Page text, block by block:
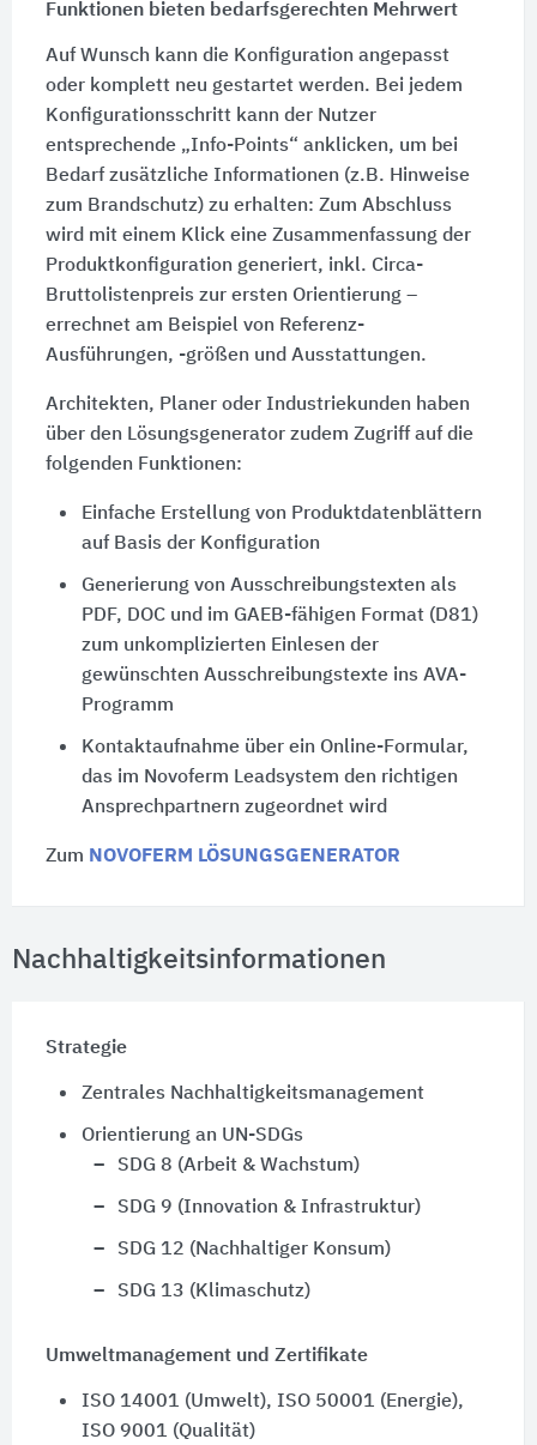
Funktionen bieten bedarfsgerechten Mehrwert
Auf Wunsch kann die Konfiguration angepasst
oder komplett neu gestartet werden. Bei jedem
Konfigurationsschritt kann der Nutzer
entsprechende „Info-Points“ anklicken, um bei
Bedarf zusätzliche Informationen (z.B. Hinweise
zum Brandschutz) zu erhalten: Zum Abschluss
wird mit einem Klick eine Zusammenfassung der
Produktkonfiguration generiert, inkl. Circa-
Bruttolistenpreis zur ersten Orientierung –
errechnet am Beispiel von Referenz-
Ausführungen, -größen und Ausstattungen.
Architekten, Planer oder Industriekunden haben
über den Lösungsgenerator zudem Zugriff auf die
folgenden Funktionen:
Einfache Erstellung von Produktdatenblättern
auf Basis der Konfiguration
Generierung von Ausschreibungstexten als
PDF, DOC und im GAEB-fähigen Format (D81)
zum unkomplizierten Einlesen der
gewünschten Ausschreibungstexte ins AVA-
Programm
Kontaktaufnahme über ein Online-Formular,
das im Novoferm Leadsystem den richtigen
Ansprechpartnern zugeordnet wird
Zum NOVOFERM LÖSUNGSGENERATOR
Nachhaltigkeitsinformationen
Strategie
Zentrales Nachhaltigkeitsmanagement
Orientierung an UN-SDGs
SDG 8 (Arbeit & Wachstum)
SDG 9 (Innovation & Infrastruktur)
SDG 12 (Nachhaltiger Konsum)
SDG 13 (Klimaschutz)
Umweltmanagement und Zertifikate
ISO 14001 (Umwelt), ISO 50001 (Energie),
ISO 9001 (Qualität)